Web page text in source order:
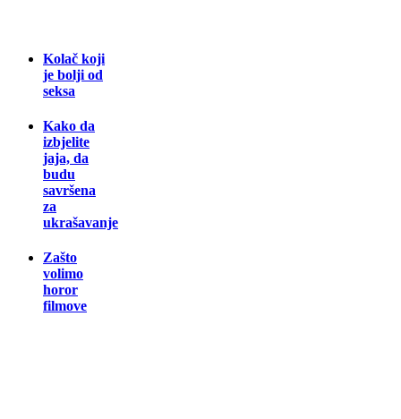
Kolač koji
je bolji od
seksa
Kako da
izbjelite
jaja, da
budu
savršena
za
ukrašavanje
Zašto
volimo
horor
filmove